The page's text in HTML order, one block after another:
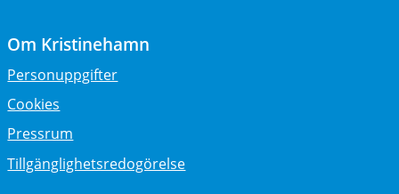
Om Kristinehamn
Personuppgifter
Cookies
Pressrum
Tillgänglighetsredogörelse